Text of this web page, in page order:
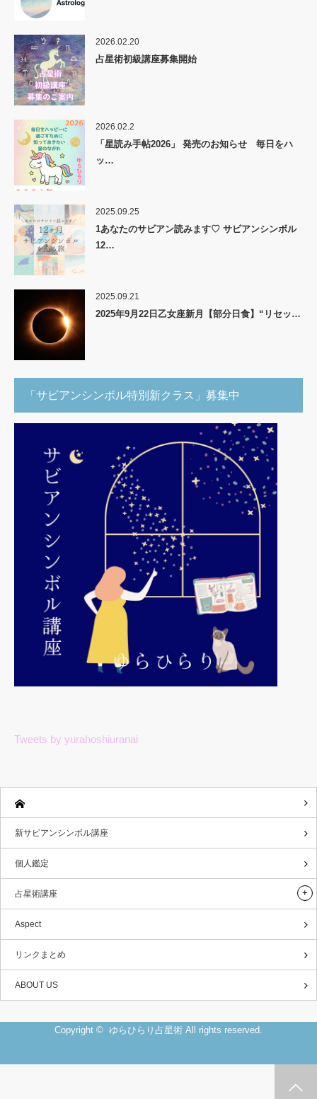
2026.02.20
占星術初級講座募集開始
2026.02.2
「星読み手帖2026」 発売のお知らせ 毎日をハ
ッ…
2025.09.25
1あなたのサビアン読みます♡ サビアンシンボル
12…
2025.09.21
2025年9月22日乙女座新月【部分日食】“リセッ…
「サビアンシンボル特別新クラス」募集中
Tweets by yurahoshiuranai
新サビアンシンボル講座
個人鑑定
占星術講座
Aspect
リンクまとめ
ABOUT US
Copyright © ゆらひらり占星術 All rights reserved.